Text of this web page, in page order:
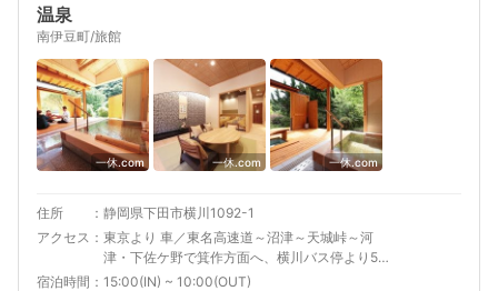
温泉
南伊豆町/旅館
一休.com 一休.com 一休.com
住所
静岡県下田市横川1092-1
アクセス
東京より 車／東名高速道～沼津～天城峠～河
津・下佐ケ野で箕作方面へ、横川バス停より5分
車以外／ＪＲ特急踊子号で東京より2時間45
宿泊時間 15:00(IN) ~ 10:00(OUT)